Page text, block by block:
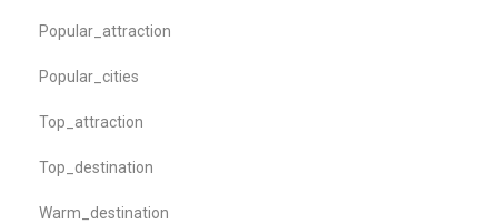
Popular_attraction
Popular_cities
Top_attraction
Top_destination
Warm_destination